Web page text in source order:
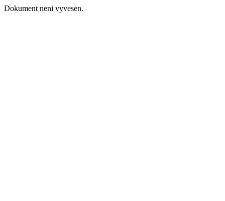
Dokument neni vyvesen.